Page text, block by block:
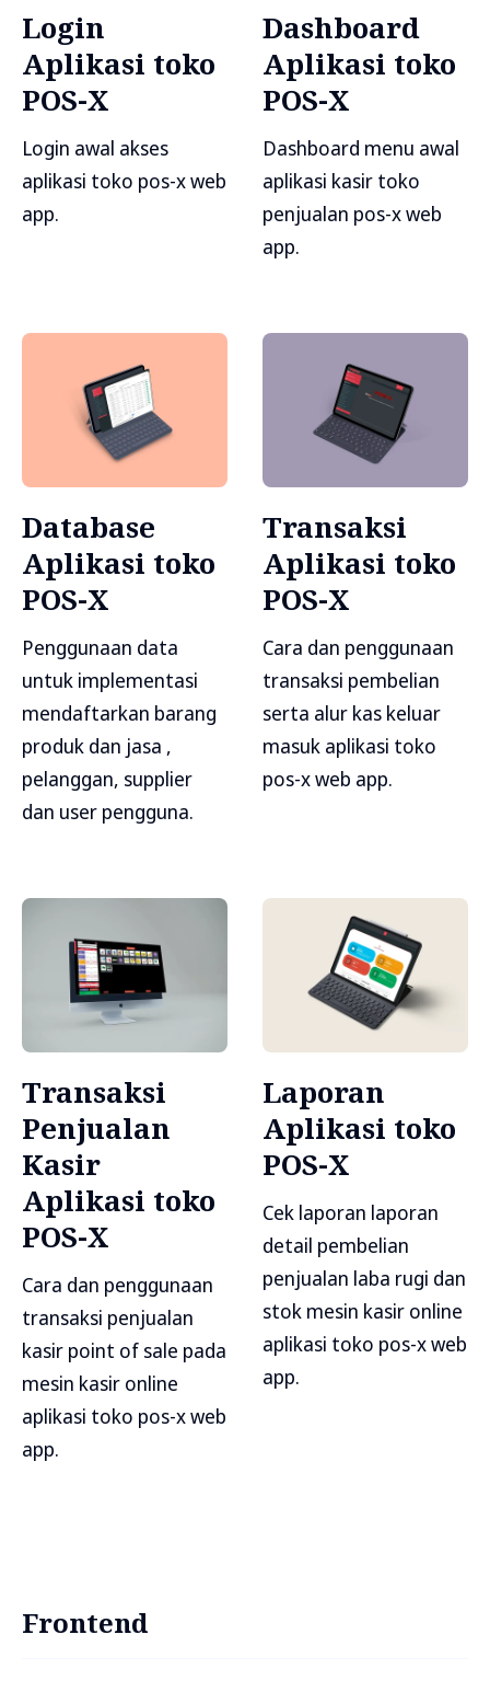
Login
Aplikasi toko
POS-X
Login awal akses
aplikasi toko pos-x web
app.
Dashboard
Aplikasi toko
POS-X
Dashboard menu awal
aplikasi kasir toko
penjualan pos-x web
app.
Database
Aplikasi toko
POS-X
Penggunaan data
untuk implementasi
mendaftarkan barang
produk dan jasa ,
pelanggan, supplier
dan user pengguna.
Transaksi
Aplikasi toko
POS-X
Cara dan penggunaan
transaksi pembelian
serta alur kas keluar
masuk aplikasi toko
pos-x web app.
Transaksi
Penjualan
Kasir
Aplikasi toko
POS-X
Cara dan penggunaan
transaksi penjualan
kasir point of sale pada
mesin kasir online
aplikasi toko pos-x web
app.
Laporan
Aplikasi toko
POS-X
Cek laporan laporan
detail pembelian
penjualan laba rugi dan
stok mesin kasir online
aplikasi toko pos-x web
app.
Frontend